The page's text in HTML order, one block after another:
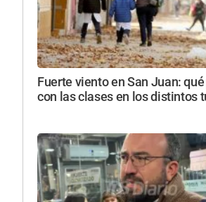
Fuerte viento en San Juan:
con las clases en los distintos